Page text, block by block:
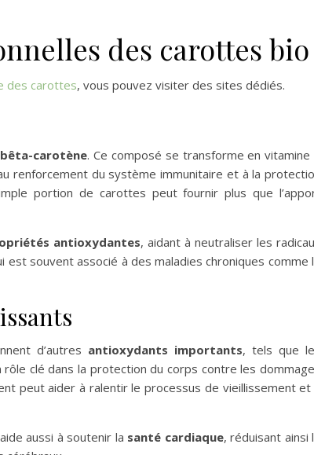
des carottes bio
des carottes, vous pouvez visiter des sites dédiés.
bêta-carotène. Ce composé se transforme en vitamine
renforcement du système immunitaire et à la
portion de carottes peut fournir plus que
antioxydantes, aidant à neutraliser les
souvent associé à des maladies chroniques comme
d’autres antioxydants importants, tels que
clé dans la protection du corps contre les
peut aider à ralentir le processus de vieillissement et
aussi à soutenir la santé cardiaque, réduisant ainsi